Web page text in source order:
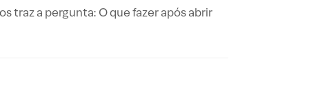
traz a pergunta: O que fazer após abrir